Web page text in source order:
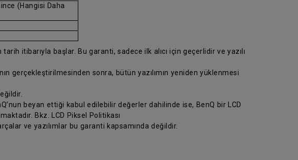
(Hangisi Daha
itibarıyla başlar. Bu garanti, sadece ilk alıcı için geçerlidir ve yazılı
gerçekleştirilmesinden sonra, bütün yazılımın yeniden yüklenmesi
beyan ettiği kabul edilebilir değerler dahilinde ise, BenQ bir LCD
Bkz. LCD Piksel Politikası
ve yazılımlar bu garanti kapsamında değildir.